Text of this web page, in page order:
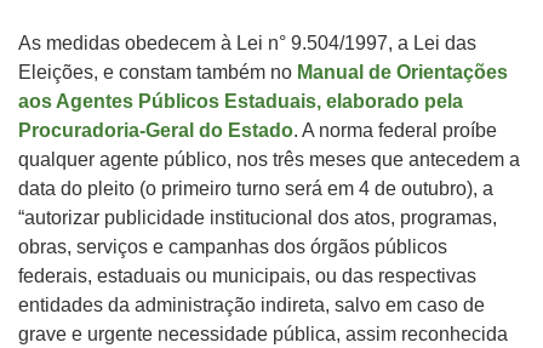
As medidas obedecem à Lei n° 9.504/1997, a Lei das
Eleições, e constam também no Manual de Orientações
aos Agentes Públicos Estaduais, elaborado pela
Procuradoria-Geral do Estado. A norma federal proíbe
qualquer agente público, nos três meses que antecedem a
data do pleito (o primeiro turno será em 4 de outubro), a
“autorizar publicidade institucional dos atos, programas,
obras, serviços e campanhas dos órgãos públicos
federais, estaduais ou municipais, ou das respectivas
entidades da administração indireta, salvo em caso de
grave e urgente necessidade pública, assim reconhecida